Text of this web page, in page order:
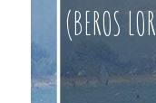
(BEROS